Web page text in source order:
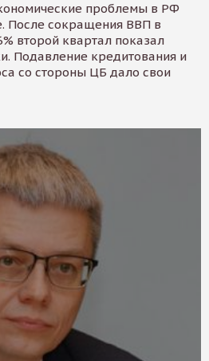
проблемы в РФ
После сокращения ВВП в
второй квартал показал
Подавление кредитования и
со стороны ЦБ дало свои